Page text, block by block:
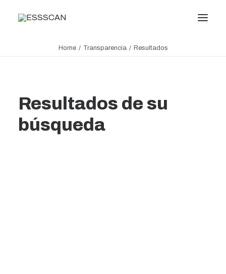
Conocimiento
Servicios
Transparencia
Home Transparencia Resultados
Resultados de su
búsqueda